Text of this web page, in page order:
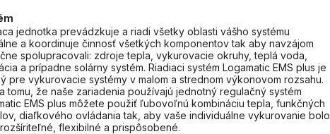
jednotka prevádzkuje a riadi všetky oblasti vášho systému
a koordinuje činnosť všetkých komponentov tak aby navzájom
spolupracovali: zdroje tepla, vykurovacie okruhy, teplá voda,
a prípadne solárny systém. Riadiaci systém Logamatic EMS plus je
pre vykurovacie systémy v malom a strednom výkonovom rozsahu.
tomu, že naše zariadenia používajú jednotný regulačný systém
EMS plus môžete použiť ľubovoľnú kombináciu tepla, funkčných
diaľkového ovládania tak, aby vaše individuálne vykurovanie bolo
flexibilné a prispôsobené.